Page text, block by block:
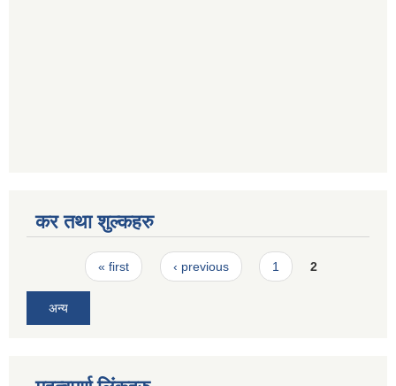
कर तथा शुल्कहरु
Pages« first ‹ previous 1 2
अन्य